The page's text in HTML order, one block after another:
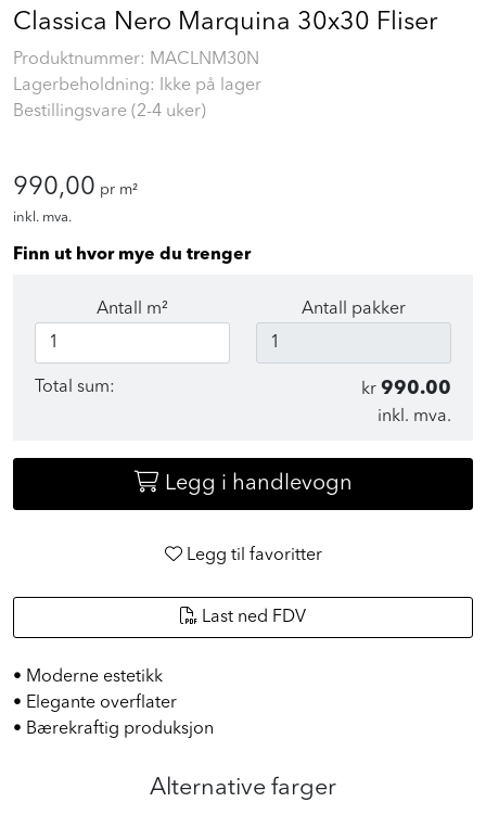
Classica Nero Marquina 30x30 Fliser
Produktnummer: MACLNM30N
Lagerbeholdning: Ikke på lager
Bestillingsvare (2-4 uker)
990,00 pr m²
inkl. mva.
Finn ut hvor mye du trenger
Antall m² Antall pakker
Total sum: kr 990.00
inkl. mva.
Legg i handlevogn
Legg til favoritter
Last ned FDV
• Moderne estetikk
• Elegante overflater
• Bærekraftig produksjon
Alternative farger